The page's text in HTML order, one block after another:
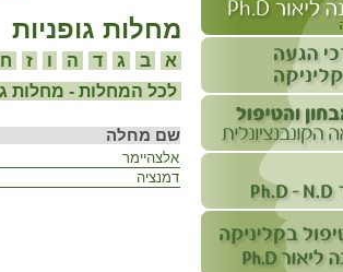
מחלות גופניות
א ב ג ד ה ו ז ח
לכל המחלות - מחלות
שם מחלה
אלצהיימר
דמנציה